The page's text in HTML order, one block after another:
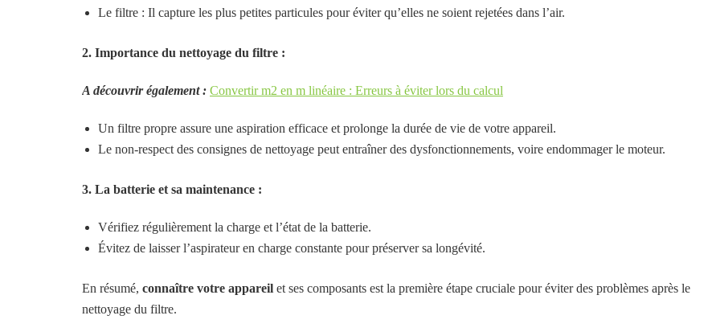
Le filtre : Il capture les plus petites particules pour éviter qu’elles ne soient rejetées dans l’air.
2. Importance du nettoyage du filtre :
A découvrir également : Convertir m2 en m linéaire : Erreurs à éviter lors du calcul
Un filtre propre assure une aspiration efficace et prolonge la durée de vie de votre appareil.
Le non-respect des consignes de nettoyage peut entraîner des dysfonctionnements, voire endommager le moteur.
3. La batterie et sa maintenance :
Vérifiez régulièrement la charge et l’état de la batterie.
Évitez de laisser l’aspirateur en charge constante pour préserver sa longévité.
En résumé, connaître votre appareil et ses composants est la première étape cruciale pour éviter des problèmes après le
nettoyage du filtre.